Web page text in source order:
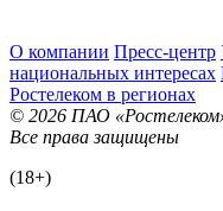
О компании Пресс-центр
национальных интересах
Ростелеком в регионах
© 2026 ПАО
Все права защищены
(18+)